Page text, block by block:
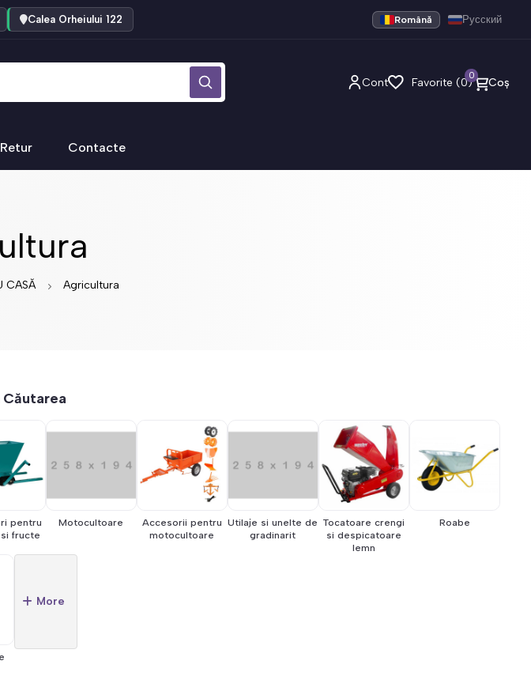
Calea Orheiului 122 Română Русский
Cont Favorite (0) Coș
0
Retur Contacte
CASĂ Agricultura
Căutarea
pentru
fructe
Motocultoare
Accesorii pentru
motocultoare
Utilaje si unelte de
gradinarit
Tocatoare crengi
si despicatoare
lemn
Roabe
More